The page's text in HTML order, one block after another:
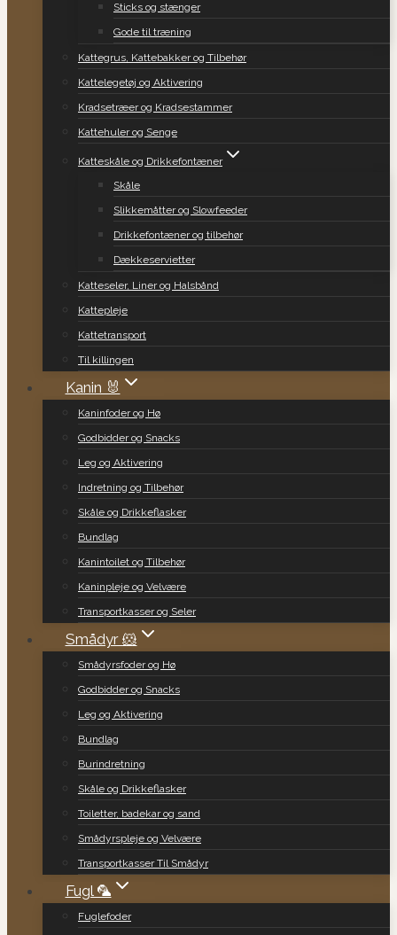
Sticks og stænger
Gode til træning
Kattegrus, Kattebakker og Tilbehør
Kattelegetøj og Aktivering
Kradsetræer og Kradsestammer
Kattehuler og Senge
Katteskåle og Drikkefontæner
Skåle
Slikkemåtter og Slowfeeder
Drikkefontæner og tilbehør
Dækkeservietter
Katteseler, Liner og Halsbånd
Kattepleje
Kattetransport
Til killingen
Kanin 🐰
Kaninfoder og Hø
Godbidder og Snacks
Leg og Aktivering
Indretning og Tilbehør
Skåle og Drikkeflasker
Bundlag
Kanintoilet og Tilbehør
Kaninpleje og Velvære
Transportkasser og Seler
Smådyr 🐹
Smådyrsfoder og Hø
Godbidder og Snacks
Leg og Aktivering
Bundlag
Burindretning
Skåle og Drikkeflasker
Toiletter, badekar og sand
Smådyrspleje og Velvære
Transportkasser Til Smådyr
Fugl 🦜
Fuglefoder